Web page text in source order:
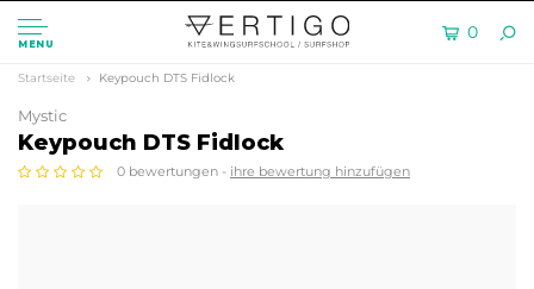
MENU
0
Startseite Keypouch DTS Fidlock
Mystic
Keypouch DTS Fidlock
0 bewertungen - ihre bewertung hinzufügen